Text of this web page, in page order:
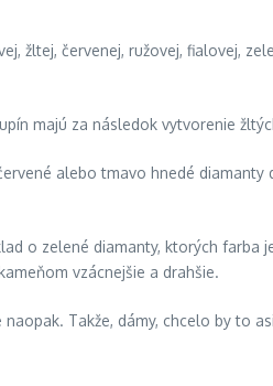
žltej, červenej, ružovej, fialovej,
majú za následok vytvorenie
alebo tmavo hnedé diamanty
o zelené diamanty, ktorých farba
vzácnejšie a drahšie.
Takže, dámy, chcelo by to